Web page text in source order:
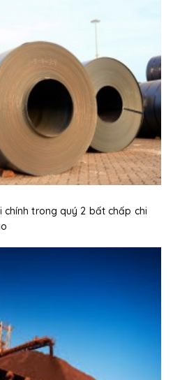
chính trong quý 2 bất chấp chi